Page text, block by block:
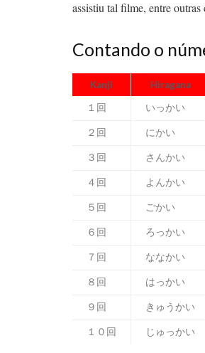
assistiu tal filme, entre
Contando o
Kanji Hiragana
１回
いっかい
２回 にかい
３回 さんかい
４回 よんかい
５回 ごかい
６回 ろっかい
７回 ななかい
８回 はっかい
９回 きゅうかい
１０回 じゅっかい